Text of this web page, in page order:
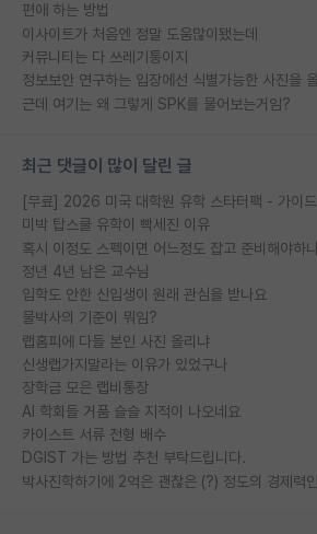
편애 하는 방법
이사이트가 처음엔 정말 도움많이됐는데
커뮤니티는 다 쓰레기통이지
근데 여기는 왜 그렇게 SPK를 물어보는거임?
최근 댓글이 많이 달린 글
미박 탑스쿨 유학이 빡세진 이유
혹시 이정도 스펙이면 어느정도 잡고 준비해야하
정년 4년 남은 교수님
입학도 안한 신입생이 원래 관심을 받나요
물박사의 기준이 뭐임?
랩홈피에 다들 본인 사진 올리냐
신생랩가지말라는 이유가 있었구나
장학금 모은 랩비통장
AI 학회들 거품 슬슬 지적이 나오네요
카이스트 서류 전형 배수
DGIST 가는 방법 추천 부탁드립니다.